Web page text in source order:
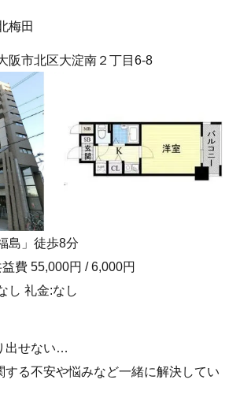
梅田
市北区大淀南２丁目6-8
島」徒歩8分
費 55,000円 / 6,000円
し 礼金:なし
出せない…
する不安や悩みなど一緒に解決してい